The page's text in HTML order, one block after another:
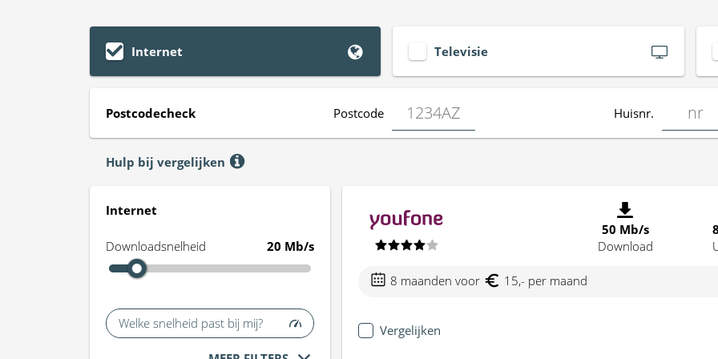
Internet Televisie
Postcodecheck Postcode Huisnr.
Hulp bij vergelijken
Internet
Downloadsnelheid 20 Mb/s
Welke snelheid past bij mij?
50 Mb/s
Download
8 maanden voor 15,- per maand
Vergelijken